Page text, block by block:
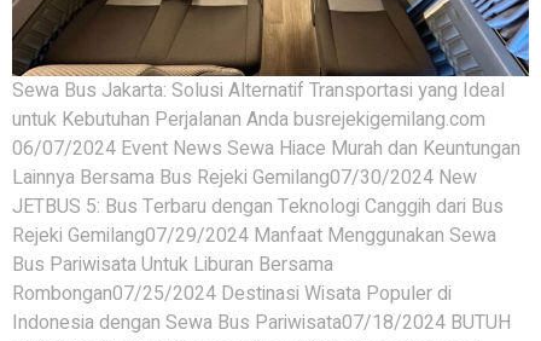
Sewa Bus Jakarta: Solusi Alternatif Transportasi yang Ideal
untuk Kebutuhan Perjalanan Anda busrejekigemilang.com
06/07/2024 Event News Sewa Hiace Murah dan Keuntungan
Lainnya Bersama Bus Rejeki Gemilang07/30/2024 New
JETBUS 5: Bus Terbaru dengan Teknologi Canggih dari Bus
Rejeki Gemilang07/29/2024 Manfaat Menggunakan Sewa
Bus Pariwisata Untuk Liburan Bersama
Rombongan07/25/2024 Destinasi Wisata Populer di
Indonesia dengan Sewa Bus Pariwisata07/18/2024 BUTUH